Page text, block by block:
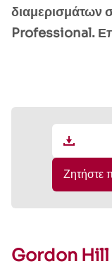
διαμερισμάτων
Professional.
Ζητήστε
Gordon Hill